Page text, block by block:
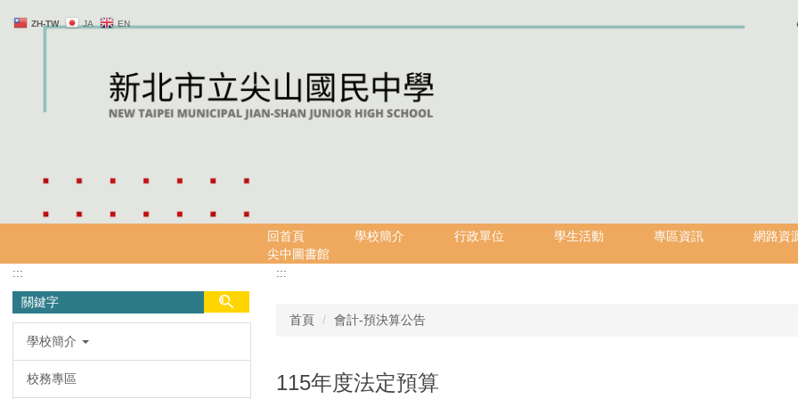
到
ZH-TW JA EN
回首頁 學校簡介 行政單位 學生活動 專區資訊
網路資
尖中圖書館
:::
學校簡介
校務專區
:::
首頁 會計-預決算公告
115年度法定預算